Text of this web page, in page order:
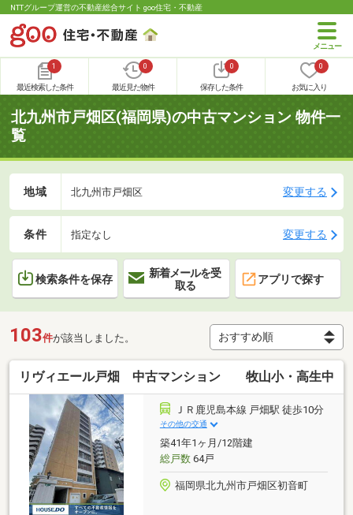
NTTグループ運営の不動産総合サイト goo住宅・不動産
1
最近検索した条件
0
最近見た物件
0
保存した条件
0
お気に入り
北九州市戸畑区(福岡県)の中古マンション 物件一
覧
地域 北九州市戸畑区 変更する
条件 指定なし 変更する
検索条件を保存
新着メールを受
取る
アプリで探す
103件が該当しました。
リヴィエール戸畑 中古マンション 牧山小・高生中
ＪＲ鹿児島本線 戸畑駅 徒歩10分
その他の交通
築41年1ヶ月/12階建
総戸数64戸
福岡県北九州市戸畑区初音町